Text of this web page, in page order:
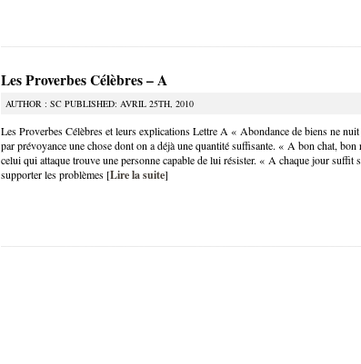
Les Proverbes Célèbres – A
AUTHOR : SC PUBLISHED: AVRIL 25TH, 2010
Les Proverbes Célèbres et leurs explications Lettre A « Abondance de biens ne
par prévoyance une chose dont on a déjà une quantité suffisante. « A bon chat,
celui qui attaque trouve une personne capable de lui résister. « A chaque jour suffit
supporter les problèmes [Lire la suite]